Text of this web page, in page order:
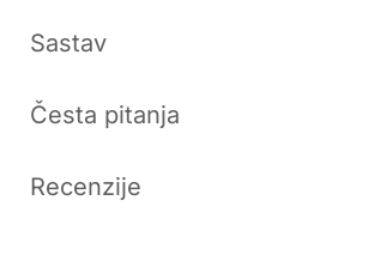
Sastav
Česta pitanja
Recenzije